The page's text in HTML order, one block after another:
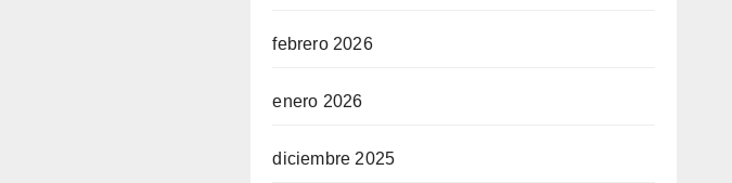
febrero 2026
enero 2026
diciembre 2025